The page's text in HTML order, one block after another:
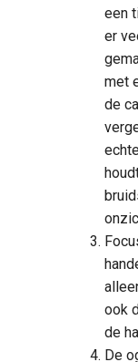
een
er
met
de
ook
de
De